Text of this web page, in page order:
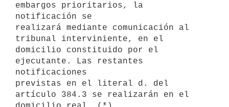
embargos prioritarios, la
notificación se
realizará mediante comunicación al
tribunal interviniente, en el
domicilio constituido por el
ejecutante. Las restantes
notificaciones
previstas en el literal d. del
artículo 384.3 se realizarán en el